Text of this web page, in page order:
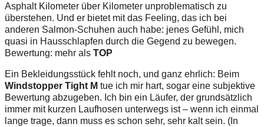
Asphalt Kilometer über Kilometer unproblematisch zu
überstehen. Und er bietet mit das Feeling, das ich bei
anderen Salmon-Schuhen auch habe: jenes Gefühl, mich
quasi in Hausschlapfen durch die Gegend zu bewegen.
Bewertung: mehr als TOP
Ein Bekleidungsstück fehlt noch, und ganz ehrlich: Beim
Windstopper Tight M tue ich mir hart, sogar eine subjektive
Bewertung abzugeben. Ich bin ein Läufer, der grundsätzlich
immer mit kurzen Laufhosen unterwegs ist – wenn ich einmal
lange trage, dann muss es schon sehr, sehr kalt sein. (In